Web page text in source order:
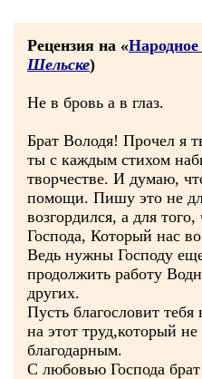
Рецензия на «Народное
Шельске)
Не в бровь а в глаз.
Брат Володя! Прочел я
ты с каждым стихом
творчестве. И думаю,
помощи. Пишу это не
возгордился, а для
Господа, Который нас
Ведь нужны Господу
продолжить работу
других.
Пусть благословит
на этот труд,который не
благодарным.
С любовью Господа